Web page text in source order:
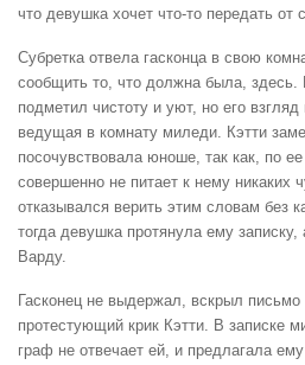
что девушка хочет что-то передать от
Субретка отвела гасконца в свою
сообщить то, что должна была, здесь.
подметил чистоту и уют, но его взгляд
ведущая в комнату миледи. Кэтти
посочувствовала юноше, так как, по
совершенно не питает к нему никаких
отказывался верить этим словам без
тогда девушка протянула ему
Варду.
Гасконец не выдержал, вскрыл письмо
протестующий крик Кэтти. В записке
граф не отвечает ей, и предлагала ему